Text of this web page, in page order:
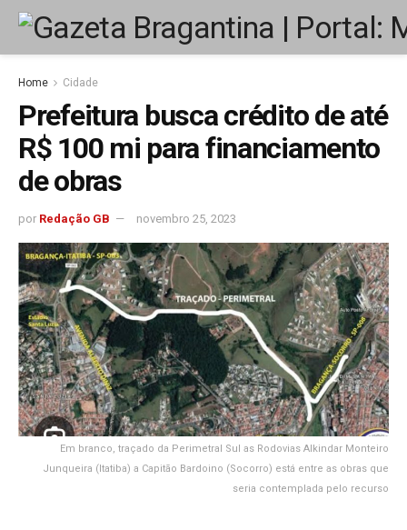
Home Cidade
Prefeitura busca crédito de até
R$ 100 mi para financiamento
de obras
por Redação GB novembro 25, 2023
Em branco, traçado da Perimetral Sul as Rodovias Alkindar Monteiro
Junqueira (Itatiba) a Capitão Bardoino (Socorro) está entre as obras que
seria contemplada pelo recurso